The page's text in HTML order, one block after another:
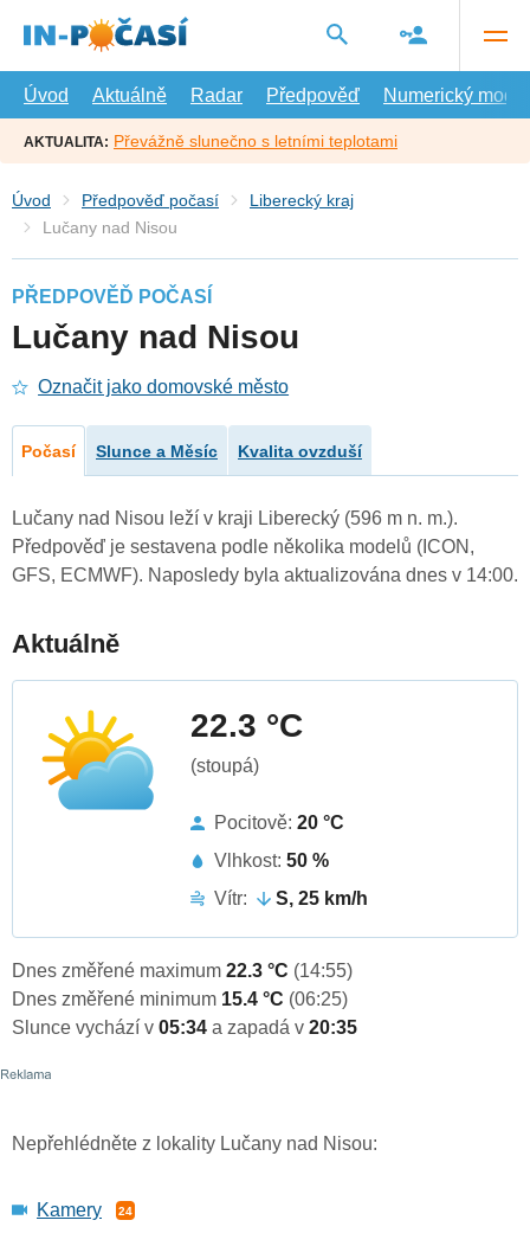
hlavní
Úvod
Aktuálně Radar Předpověď Numerický model
AKTUALITA: Převážně slunečno s letními teplotami
Úvod Předpověď počasí
Liberecký kraj
Lučany nad Nisou
PŘEDPOVĚĎ POČASÍ
Lučany nad Nisou
Označit jako domovské město
Počasí Slunce a Měsíc Kvalita ovzduší
Lučany nad Nisou leží v kraji Liberecký (596 m n. m.).
Předpověď je sestavena podle několika modelů (ICON,
GFS, ECMWF). Naposledy byla aktualizována dnes v 14:00.
Aktuálně
22.3 °C
(stoupá)
Pocitově: 20 °C
Vlhkost: 50 %
Vítr:
S, 25 km/h
Dnes změřené maximum 22.3 °C (14:55)
Dnes změřené minimum 15.4 °C (06:25)
Slunce vychází v 05:34 a zapadá v 20:35
Nepřehlédněte z lokality Lučany nad Nisou:
Kamery 24